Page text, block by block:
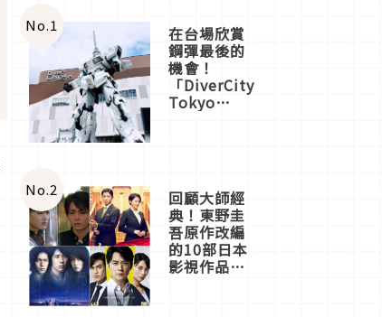
No.1 在台場欣賞
鋼彈最後的
機會！
「DiverCity
Tokyo
體驗
No.2 回顧大師經
典！東野圭
吾原作改編
的10部日本
影視作品推